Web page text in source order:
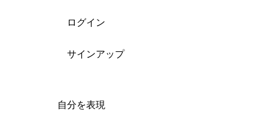
ログイン
サインアップ
自分を表現